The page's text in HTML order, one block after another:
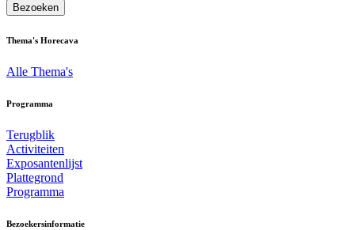
Bezoeken
Thema's Horecava
Alle Thema's
Programma
Terugblik
Activiteiten
Exposantenlijst
Plattegrond
Programma
Bezoekersinformatie